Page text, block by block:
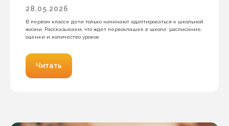
28.05.2026
В первом классе дети только начинают адаптироваться к школьной
жизни. Рассказываем, что ждет первоклашек в школе: расписание,
оценки и количество уроков
Читать